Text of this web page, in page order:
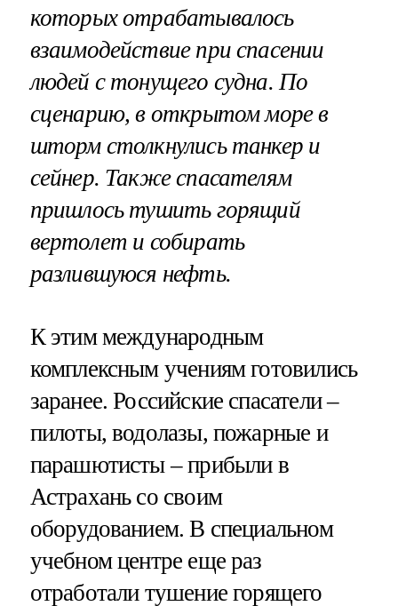
которых отрабатывалось
взаимодействие при спасении
людей с тонущего судна. По
сценарию, в открытом море в
шторм столкнулись танкер и
сейнер. Также спасателям
пришлось тушить горящий
вертолет и собирать
разлившуюся нефть.
К этим международным
комплексным учениям готовились
заранее. Российские спасатели –
пилоты, водолазы, пожарные и
парашютисты – прибыли в
Астрахань со своим
оборудованием. В специальном
учебном центре еще раз
отработали тушение горящего